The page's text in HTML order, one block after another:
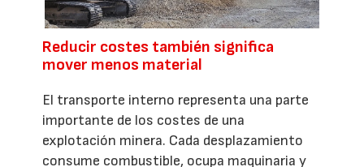
Reducir costes también significa
mover menos material
El transporte interno representa una parte
importante de los costes de una
explotación minera. Cada desplazamiento
consume combustible, ocupa maquinaria y